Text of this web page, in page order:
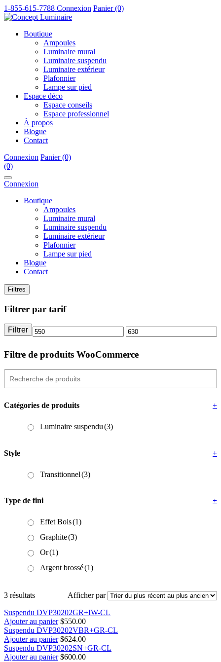
1-855-615-7788 Connexion Panier (0)
Boutique
Ampoules
Luminaire mural
Luminaire suspendu
Luminaire extérieur
Plafonnier
Lampe sur pied
Espace déco
Espace conseils
Espace professionnel
À propos
Blogue
Contact
Connexion Panier (0)
(0)
Connexion
Boutique
Ampoules
Luminaire mural
Luminaire suspendu
Luminaire extérieur
Plafonnier
Lampe sur pied
Blogue
Contact
Filtres
Filtrer par tarif
Prix Prix
Filtrer
Filtre de produits WooCommerce
Catégories de produits +
Luminaire suspendu(3)
Style +
Transitionnel(3)
Type de fini +
Effet Bois(1)
Graphite(3)
Or(1)
Argent brossé(1)
Afficher par
3 résultats
Suspendu DVP30202GR+IW-CL
Ajouter au panier $550.00
Suspendu DVP30202VBR+GR-CL
Ajouter au panier $624.00
Suspendu DVP30202SN+GR-CL
Ajouter au panier $600.00